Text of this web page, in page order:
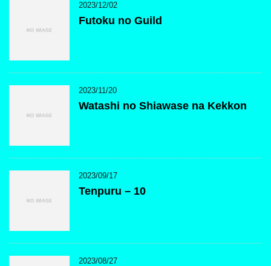
2023/12/02
Futoku no Guild
2023/11/20
Watashi no Shiawase na Kekkon
2023/09/17
Tenpuru – 10
2023/08/27